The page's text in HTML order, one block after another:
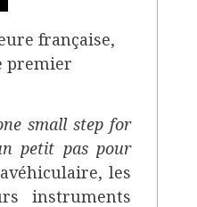
française,
premier
small step for
petit pas pour
les
instruments